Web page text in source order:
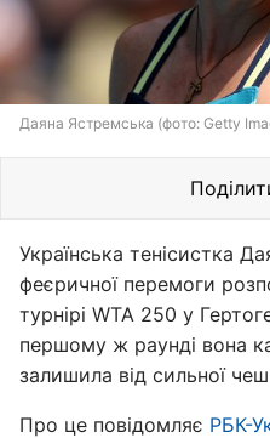
Даяна Ястремська (фото: Getty
Українська тенісистка
феєричної перемоги
турнірі WTA 250 у
першому ж раунді вона
залишила від сильної
Про це повідомляє РБК-